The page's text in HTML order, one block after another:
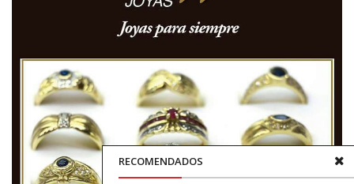
RECOMENDADOS